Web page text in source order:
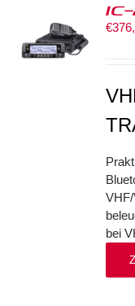
IC-
€
bei